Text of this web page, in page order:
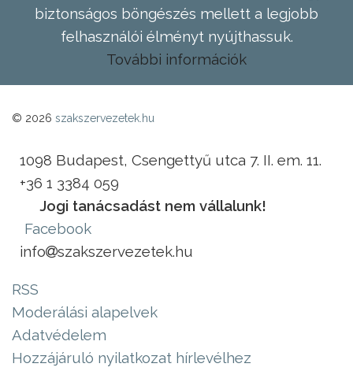
biztonságos böngészés mellett a legjobb
felhasználói élményt nyújthassuk.
További információk
© 2026 szakszervezetek.hu
1098 Budapest, Csengettyű utca 7. II. em. 11.
+36 1 3384 059
Jogi tanácsadást nem vállalunk!
Facebook
info
szakszervezetek.hu
RSS
Moderálási alapelvek
Adatvédelem
Hozzájáruló nyilatkozat hírlevélhez